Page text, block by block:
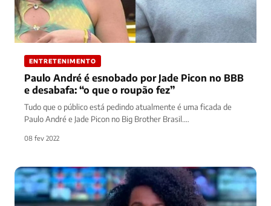
ENTRETENIMENTO
Paulo André é esnobado por Jade Picon no BBB
e desabafa: “o que o roupão fez”
Tudo que o público está pedindo atualmente é uma ficada de
Paulo André e Jade Picon no Big Brother Brasil.…
08 fev 2022